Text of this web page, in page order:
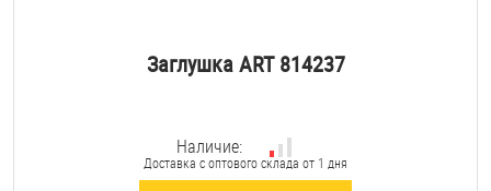
Заглушка ART 814237
Наличие:
Доставка с оптового склада от 1 дня